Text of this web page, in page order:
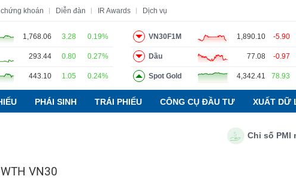
khoán Diễn đàn IR Awards Dịch vụ
1,768.06 3.28 0.19%
293.44 0.80 0.27%
443.10 1.05 0.24%
VN30F1M 1,890.10 -5.90
Dầu 77.08 -0.97
Spot Gold 4,342.41 78.93
PHÁI SINH TRÁI PHIẾU CÔNG CỤ ĐẦU TƯ XUẤT DỮ
Chỉ số PMI
VN30
đạo Báo cáo phân tích Thuật ngữ